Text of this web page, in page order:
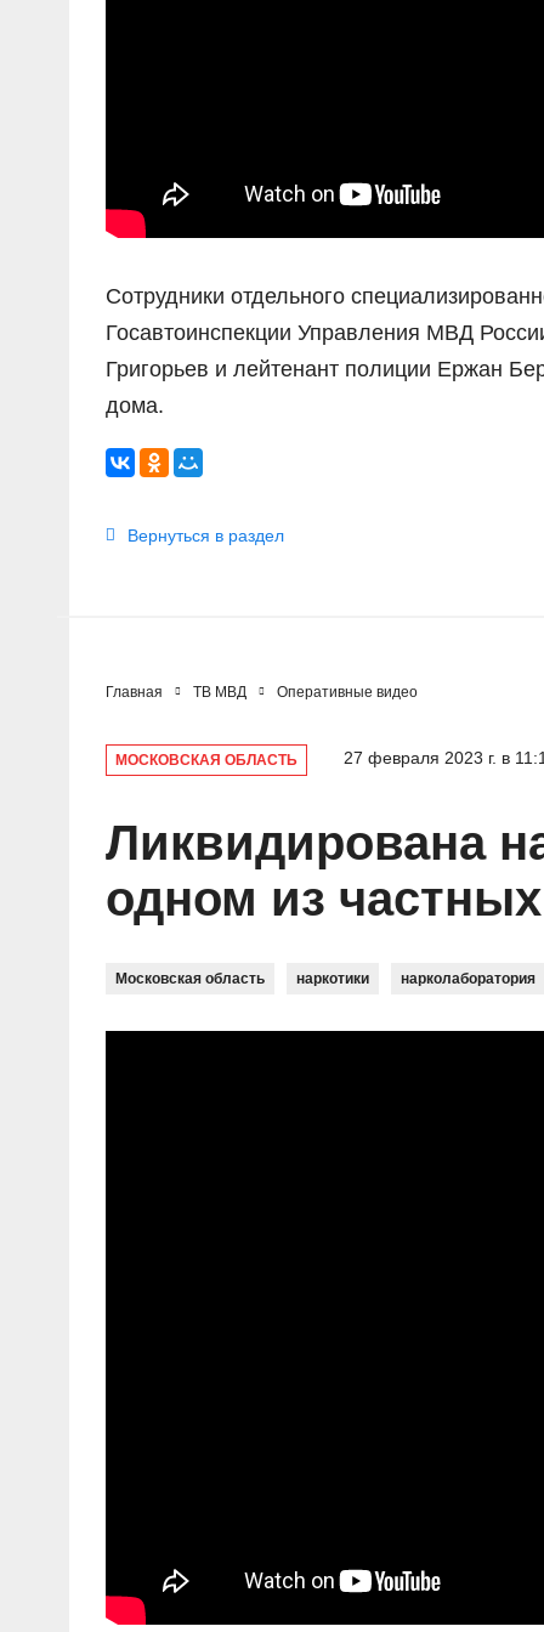
Сотрудники отдельного
Госавтоинспекции Управления МВД
Григорьев и лейтенант полиции Ержан
дома.
Вернуться в раздел
Главная ТВ МВД Оперативные видео
МОСКОВСКАЯ ОБЛАСТЬ 27 февраля 2023 г. в
Ликвидирована
одном из
Московская область наркотики нарколаборатория